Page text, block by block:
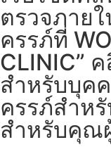
ตรวจภาย
ครรภ์ที่
CLINIC”
สำหรับบุค
ครรภ์สำห
สำหรับคุณ